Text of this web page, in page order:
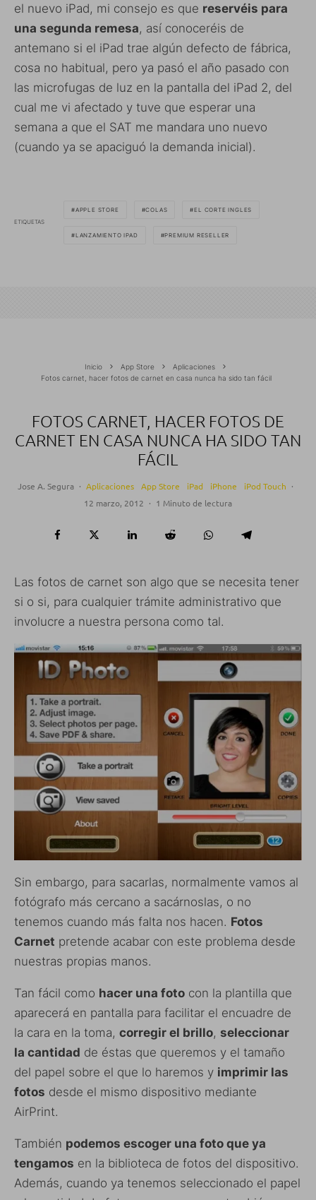
el nuevo iPad, mi consejo es que reservéis para
una segunda remesa, así conoceréis de
antemano si el iPad trae algún defecto de fábrica,
cosa no habitual, pero ya pasó el año pasado con
las microfugas de luz en la pantalla del iPad 2, del
cual me vi afectado y tuve que esperar una
semana a que el SAT me mandara uno nuevo
(cuando ya se apaciguó la demanda inicial).
ETIQUETAS
APPLE STORE COLAS EL CORTE INGLES
LANZAMIENTO IPAD PREMIUM RESELLER
Inicio App Store
Aplicaciones
Fotos carnet, hacer fotos de carnet en casa nunca ha sido tan fácil
FOTOS CARNET, HACER FOTOS DE
CARNET EN CASA NUNCA HA SIDO TAN
FÁCIL
Jose A. Segura · Aplicaciones App Store iPad iPhone iPod Touch ·
12 marzo, 2012 · 1 Minuto de lectura
Las fotos de carnet son algo que se necesita tener
si o si, para cualquier trámite administrativo que
involucre a nuestra persona como tal.
Sin embargo, para sacarlas, normalmente vamos al
fotógrafo más cercano a sacárnoslas, o no
tenemos cuando más falta nos hacen. Fotos
Carnet pretende acabar con este problema desde
nuestras propias manos.
Tan fácil como hacer una foto con la plantilla que
aparecerá en pantalla para facilitar el encuadre de
la cara en la toma, corregir el brillo, seleccionar
la cantidad de éstas que queremos y el tamaño
del papel sobre el que lo haremos y imprimir las
fotos desde el mismo dispositivo mediante
AirPrint.
También podemos escoger una foto que ya
tengamos en la biblioteca de fotos del dispositivo.
Además, cuando ya tenemos seleccionado el papel